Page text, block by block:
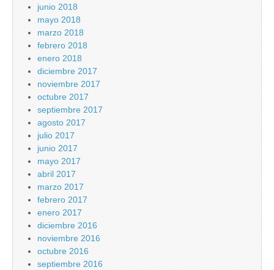
junio 2018
mayo 2018
marzo 2018
febrero 2018
enero 2018
diciembre 2017
noviembre 2017
octubre 2017
septiembre 2017
agosto 2017
julio 2017
junio 2017
mayo 2017
abril 2017
marzo 2017
febrero 2017
enero 2017
diciembre 2016
noviembre 2016
octubre 2016
septiembre 2016